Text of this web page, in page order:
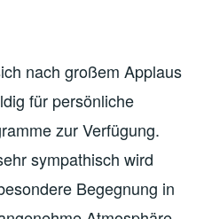
nach großem Applaus
für persönliche
zur Verfügung.
sympathisch wird
Begegnung in